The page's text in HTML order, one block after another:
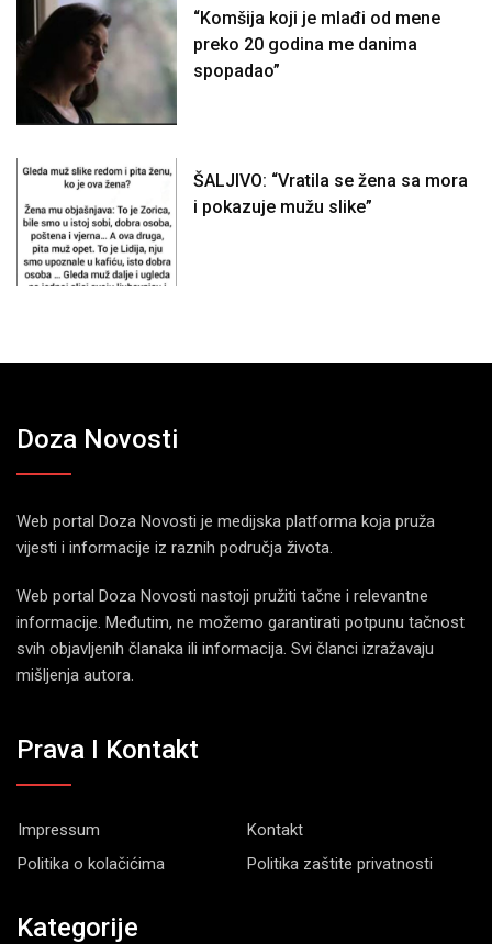
“Komšija koji je mlađi od mene
preko 20 godina me danima
spopadao”
ŠALJIVO: “Vratila se žena sa mora
i pokazuje mužu slike”
Doza Novosti
Web portal Doza Novosti je medijska platforma koja pruža
vijesti i informacije iz raznih područja života.
Web portal Doza Novosti nastoji pružiti tačne i relevantne
informacije. Međutim, ne možemo garantirati potpunu tačnost
svih objavljenih članaka ili informacija. Svi članci izražavaju
mišljenja autora.
Prava I Kontakt
Impressum
Kontakt
Politika o kolačićima
Politika zaštite privatnosti
Kategorije